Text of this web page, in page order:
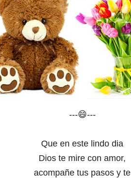
---😄---
Que en este lindo dia
Dios te mire con amor,
acompañe tus pasos y te